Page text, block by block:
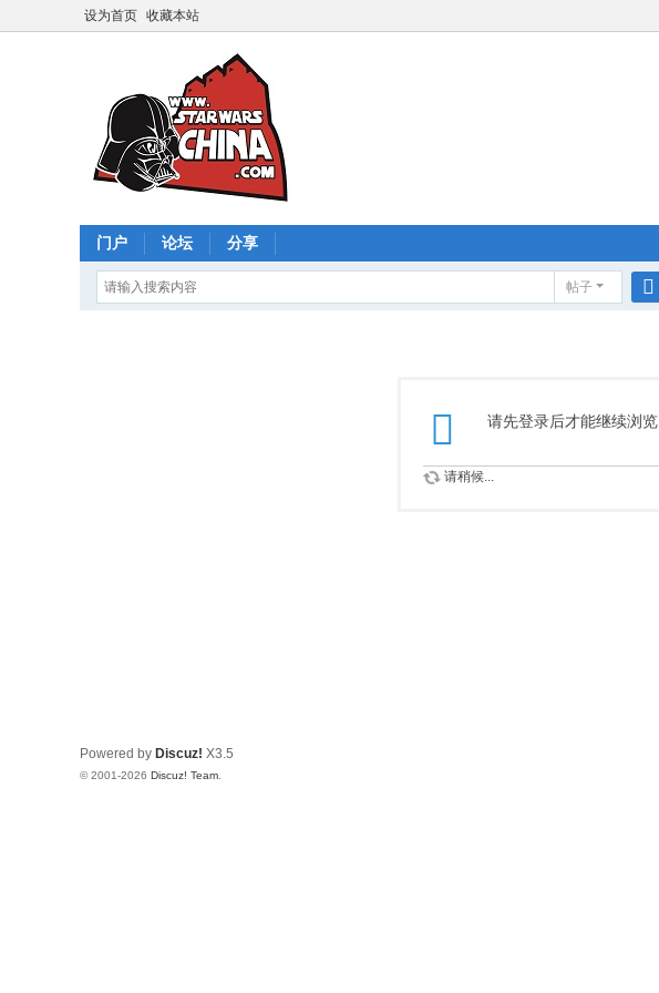
设为首页 收藏本站
门户 论坛 分享
帖子
请先登录后才能继续浏览
请稍候...
Powered by Discuz! X3.5
© 2001-2026 Discuz! Team